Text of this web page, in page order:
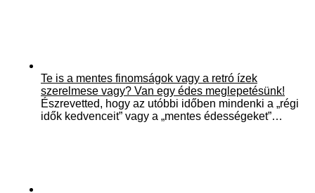
Te is a mentes finomságok vagy a retró ízek
szerelmese vagy? Van egy édes meglepetésünk!
Észrevetted, hogy az utóbbi időben mindenki a „régi
idők kedvenceit” vagy a „mentes édességeket”…